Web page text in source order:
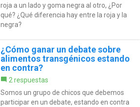
roja a un lado y goma negra al otro, ¿Por
qué? ¿Qué diferencia hay entre la roja y la
negra?
¿Cómo ganar un debate sobre
alimentos transgénicos estando
en contra?
2 respuestas
Somos un grupo de chicos que debemos
participar en un debate, estando en contra